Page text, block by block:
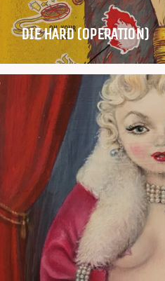
DIE HARD (OPERATION)